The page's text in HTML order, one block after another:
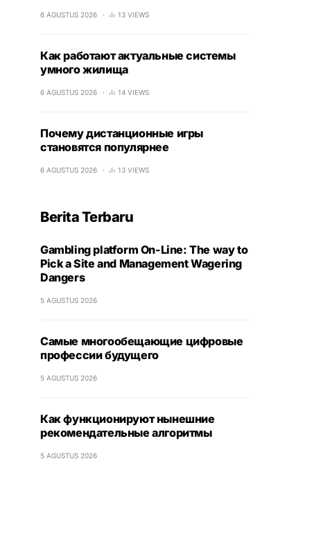
6 AGUSTUS 2026 13 VIEWS
Как работают актуальные системы
умного жилища
6 AGUSTUS 2026 14 VIEWS
Почему дистанционные игры
становятся популярнее
6 AGUSTUS 2026 13 VIEWS
Berita Terbaru
Gambling platform On-Line: The way to
Pick a Site and Management Wagering
Dangers
5 AGUSTUS 2026
Самые многообещающие цифровые
профессии будущего
5 AGUSTUS 2026
Как функционируют нынешние
рекомендательные алгоритмы
5 AGUSTUS 2026